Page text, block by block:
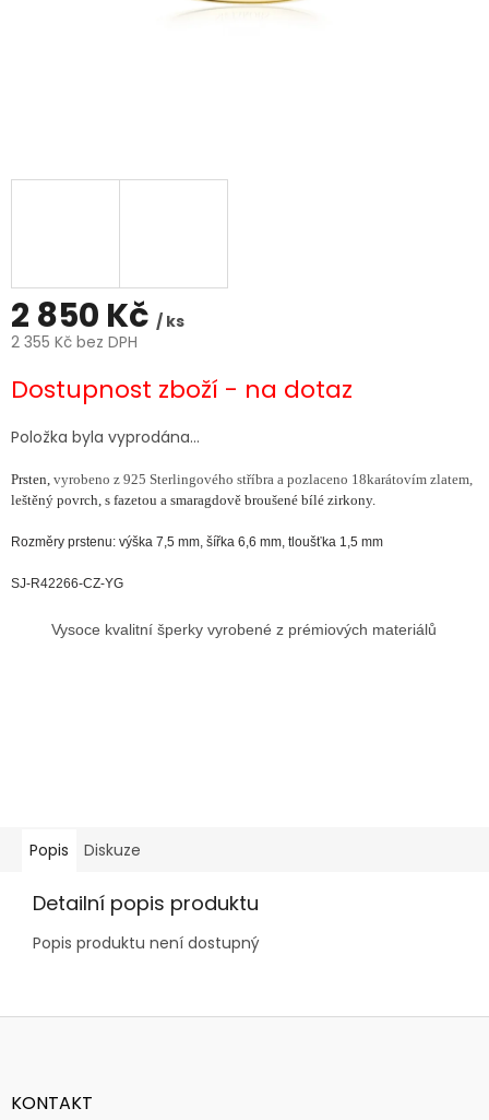
2 850 Kč / ks
2 355 Kč bez DPH
cena:
Dostupnost zboží - na dotaz
Položka byla vyprodána…
Prsten, vyrobeno z 925 Sterlingového stříbra a pozlaceno 18karátovím zlatem,
leštěný povrch, s fazetou a smaragdově broušené bílé zirkony.
Rozměry prstenu: výška 7,5 mm, šířka 6,6 mm, tloušťka 1,5 mm
SJ-R42266-CZ-YG
Vysoce kvalitní šperky vyrobené z prémiových materiálů
Popis Diskuze
Detailní popis produktu
Popis produktu není dostupný
Z
aKONTAKT